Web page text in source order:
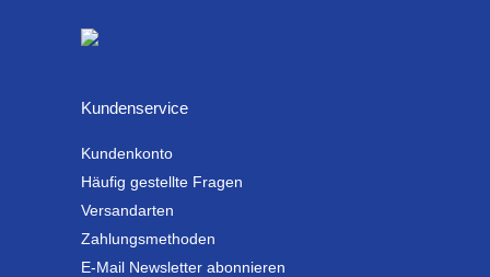
Kundenservice
Kundenkonto
Häufig gestellte Fragen
Versandarten
Zahlungsmethoden
E-Mail Newsletter abonnieren